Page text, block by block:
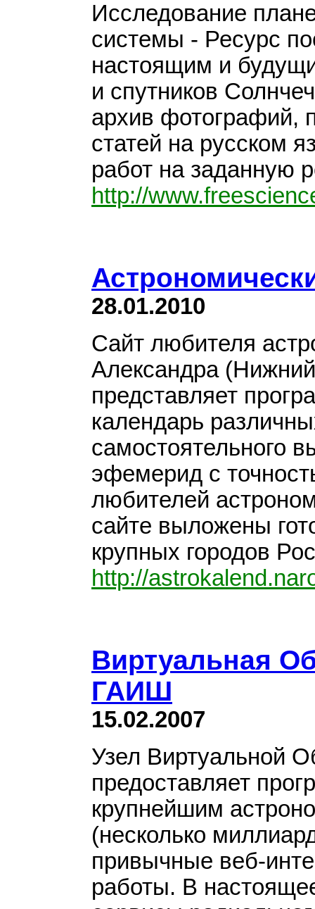
Исследование
системы - Ресурс
настоящим и
и спутников
архив фотографий,
статей на русском
работ на заданную
http://
28.01.2010
Сайт любителя
Александра
представляет
календарь
самостоятельного
эфемерид с
любителей
сайте выложены
крупных городов
http://
Виртуальная
ГАИШ
15.02.2007
Узел Виртуальной
предоставляет
крупнейшим
(несколько
привычные веб-
работы. В